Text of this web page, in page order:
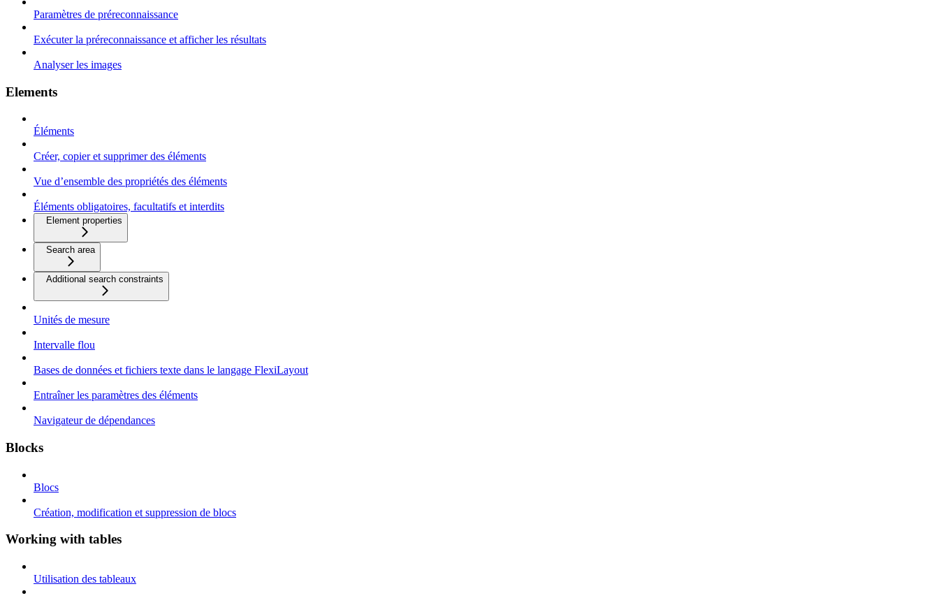
Paramètres de préreconnaissance
Exécuter la préreconnaissance et afficher les résultats
Analyser les images
Elements
Éléments
Créer, copier et supprimer des éléments
Vue d’ensemble des propriétés des éléments
Éléments obligatoires, facultatifs et interdits
Element properties
Search area
Additional search constraints
Unités de mesure
Intervalle flou
Bases de données et fichiers texte dans le langage FlexiLayout
Entraîner les paramètres des éléments
Navigateur de dépendances
Blocks
Blocs
Création, modification et suppression de blocs
Working with tables
Utilisation des tableaux